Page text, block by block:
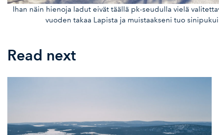
Ihan näin hienoja ladut eivät täällä pk-seudulla vielä
vuoden takaa Lapista ja muistaakseni tuo
Read next